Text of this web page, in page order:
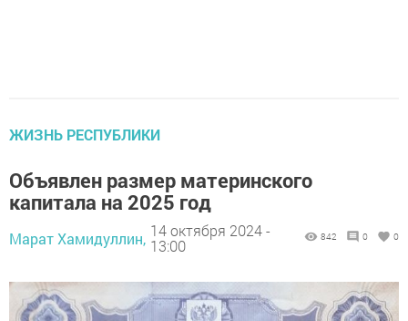
ЖИЗНЬ РЕСПУБЛИКИ
Объявлен размер материнского
капитала на 2025 год
Марат Хамидуллин, 14 октября 2024 -
13:00
842 0 0